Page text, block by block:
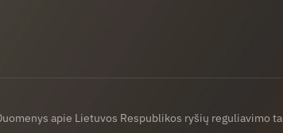
apie Lietuvos Respublikos ryšių reguliavimo